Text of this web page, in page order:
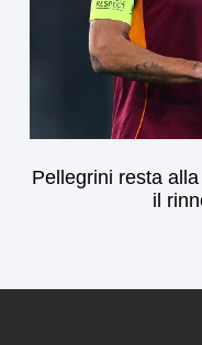
Pellegrini resta
il